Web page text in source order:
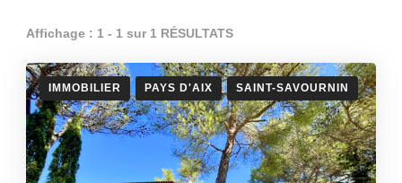
Affichage : 1 - 1 sur 1 RÉSULTATS
IMMOBILIER PAYS D'AIX SAINT-SAVOURNIN